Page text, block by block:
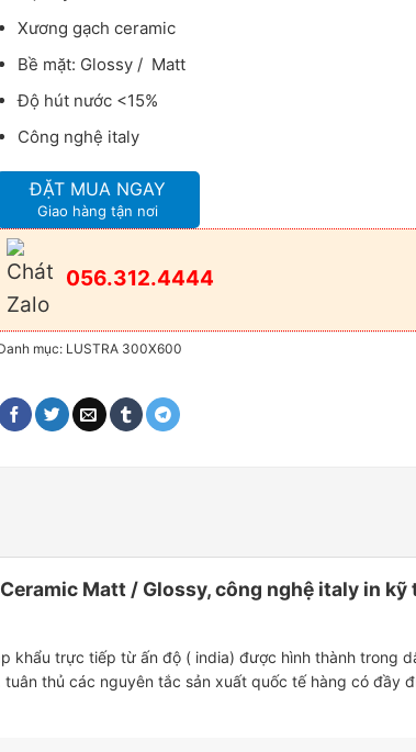
Xương gạch ceramic
Bề mặt: Glossy / Matt
Độ hút nước <15%
Công nghệ italy
ĐẶT MUA NGAY
Giao hàng tận nơi
056.312.4444
mục: LUSTRA 300X600
Matt / Glossy, công nghệ italy in
khẩu trực tiếp từ ấn độ ( india) được hình thành trong
thủ các nguyên tắc sản xuất quốc tế hàng có đầy